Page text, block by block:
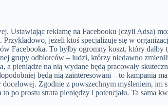
Ustawiając reklamę na Facebooku (czyli Adsa)
jeżeli ktoś specjalizuje się w
Facebooka. To byłby ogromny koszt, który dałby
grupy odbiorców – ludzi, którzy niedawno
a pieniądze na nią wydane będą pracowały
będą nią zainteresowani – to kampania ma
Zgodnie z powszechnym myśleniem, im
po prostu strata pieniędzy i potencjału. Ta sama